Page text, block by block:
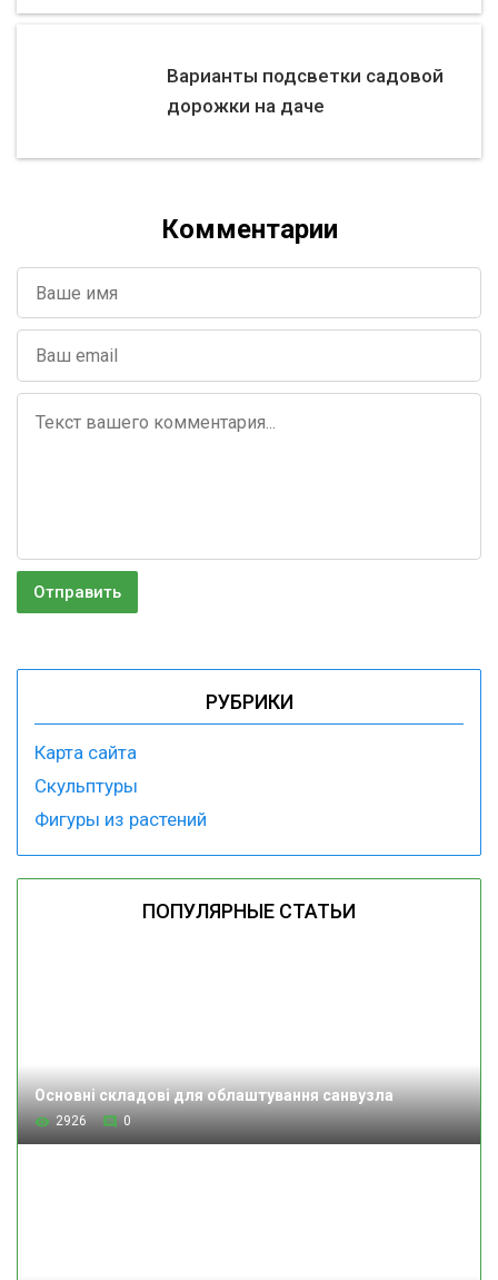
РУБРИКИ
Карта сайта
Скульптуры
Фигуры из растений
ПОПУЛЯРНЫЕ СТАТЬИ
Основні складові для облаштування санвузла
2926 0
Варианты подсветки садовой
дорожки на даче
Комментарии